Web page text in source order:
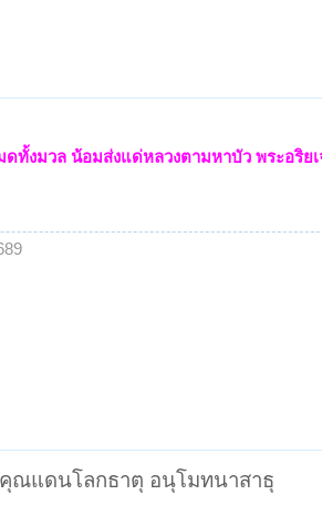
งมวล น้อมส่งแด่หลวงตามหาบัว พระอริย
ณแดนโลกธาตุ อนุโมทนาสาธุ